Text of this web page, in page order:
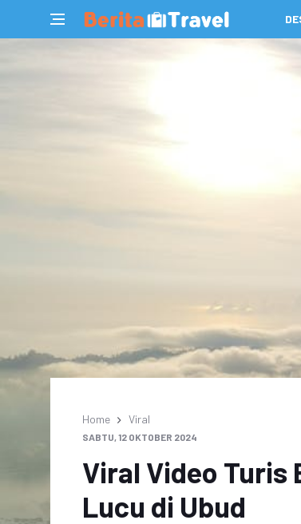
Home Viral
SABTU, 12 OKTOBER 2024
Viral Video Turis
Lucu di Ubud